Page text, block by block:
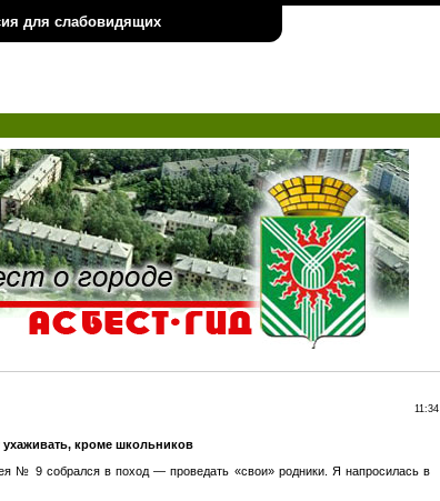
для слабовидящих
11:34
кроме школьников
№ 9 собрался в поход — проведать «свои» родники. Я напросилась в